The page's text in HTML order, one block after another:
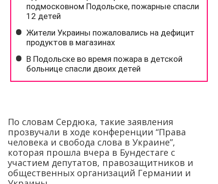
По словам Сердюка, такие заявления
прозвучали в ходе конференции “Права
человека и свобода слова в Украине”,
которая прошла вчера в Бундестаге с
участием депутатов, правозащитников и
общественных организаций Германии и